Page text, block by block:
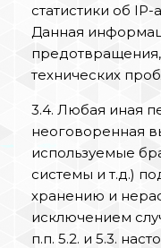
статистики об
Данная
технических
3.4. Любая иная
неоговоренная
используемые
системы и т.д.)
хранению и
исключением
п.п. 5.2. и 5.3.